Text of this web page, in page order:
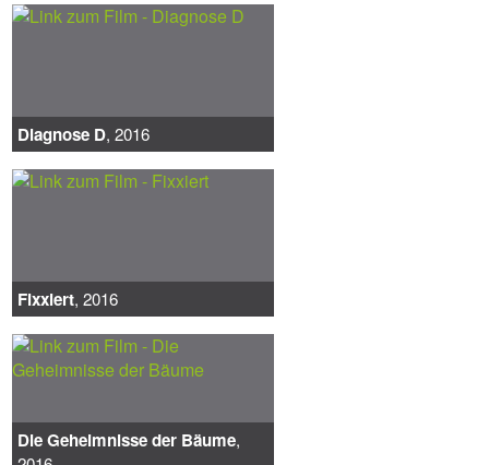
Diagnose D, 2016
Fixxiert, 2016
Die Geheimnisse der Bäume,